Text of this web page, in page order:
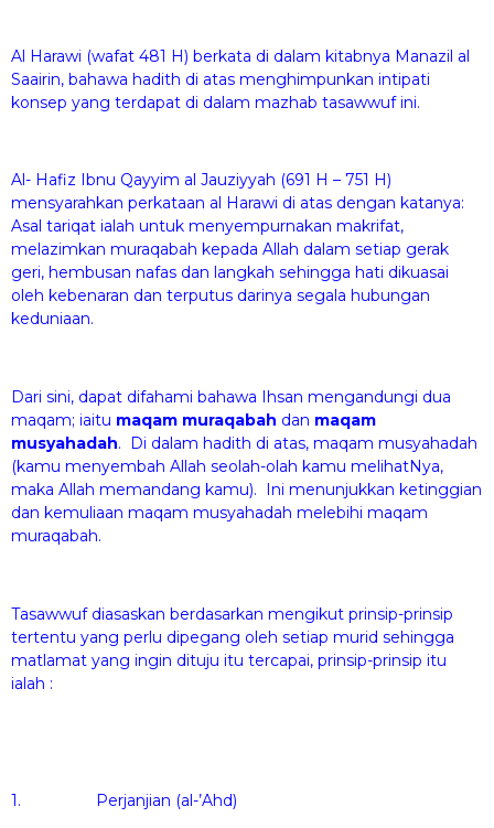
Al Harawi (wafat 481 H) berkata di dalam kitabnya Manazil al
Saairin, bahawa hadith di atas menghimpunkan intipati
konsep yang terdapat di dalam mazhab tasawwuf ini.
Al- Hafiz Ibnu Qayyim al Jauziyyah (691 H – 751 H)
mensyarahkan perkataan al Harawi di atas dengan katanya:
Asal tariqat ialah untuk menyempurnakan makrifat,
melazimkan muraqabah kepada Allah dalam setiap gerak
geri, hembusan nafas dan langkah sehingga hati dikuasai
oleh kebenaran dan terputus darinya segala hubungan
keduniaan.
Dari sini, dapat difahami bahawa Ihsan mengandungi dua
maqam; iaitu maqam muraqabah dan maqam
musyahadah. Di dalam hadith di atas, maqam musyahadah
(kamu menyembah Allah seolah-olah kamu melihatNya,
maka Allah memandang kamu). Ini menunjukkan ketinggian
dan kemuliaan maqam musyahadah melebihi maqam
muraqabah.
Tasawwuf diasaskan berdasarkan mengikut prinsip-prinsip
tertentu yang perlu dipegang oleh setiap murid sehingga
matlamat yang ingin dituju itu tercapai, prinsip-prinsip itu
ialah :
1. Perjanjian (al-’Ahd)